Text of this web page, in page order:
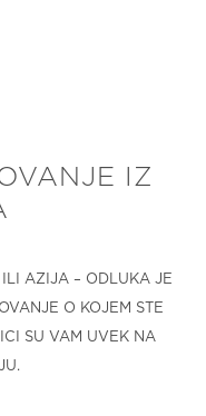
IZ
AZIJA – ODLUKA JE
O KOJEM STE
SU VAM UVEK NA